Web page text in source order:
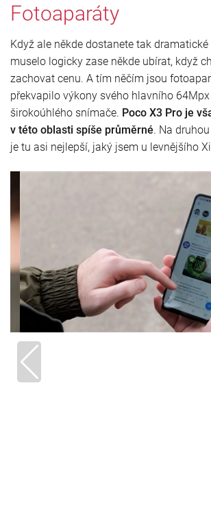
Fotoaparáty
Když ale někde dostanete tak
muselo logicky zase někde ubírat, když
zachovat cenu. A tím něčím jsou
překvapilo výkony svého hlavního
širokoúhlého snímače. Poco X3 Pro je
v této oblasti spíše průměrné. Na
je tu asi nejlepší, jaký jsem u levnějšího